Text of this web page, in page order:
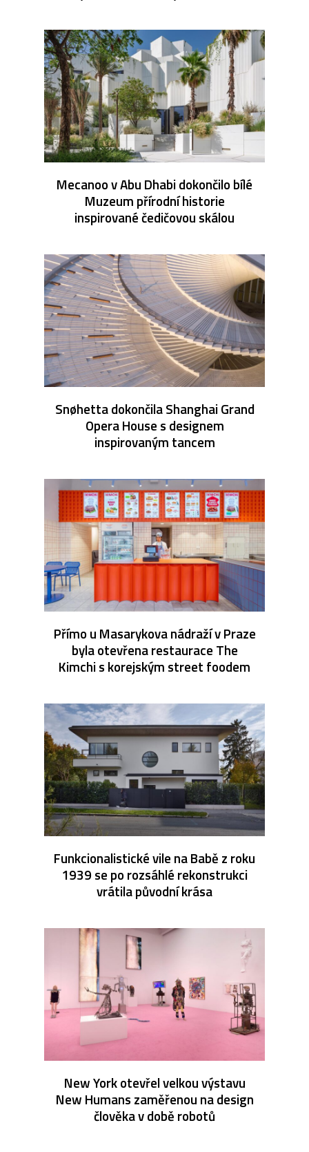
Mecanoo v Abu Dhabi dokončilo bílé
Muzeum přírodní historie
inspirované čedičovou skálou
Snøhetta dokončila Shanghai Grand
Opera House s designem
inspirovaným tancem
Přímo u Masarykova nádraží v Praze
byla otevřena restaurace The
Kimchi s korejským street foodem
Funkcionalistické vile na Babě z roku
1939 se po rozsáhlé rekonstrukci
vrátila původní krása
New York otevřel velkou výstavu
New Humans zaměřenou na design
člověka v době robotů